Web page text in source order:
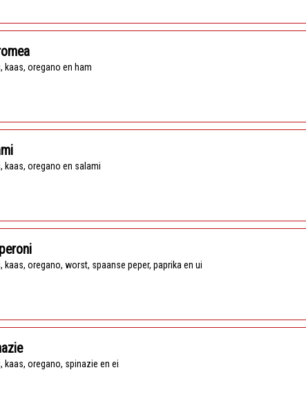
kaas, oregano en ham
kaas, oregano en salami
kaas, oregano, worst, spaanse peper, paprika en ui
kaas, oregano, spinazie en ei